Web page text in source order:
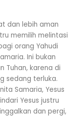
dan lebih aman
memilih melintasi
orang Yahudi
Ini bukan
Tuhan, karena di
sedang terluka.
Samaria, Yesus
Yesus justru
dan pergi,